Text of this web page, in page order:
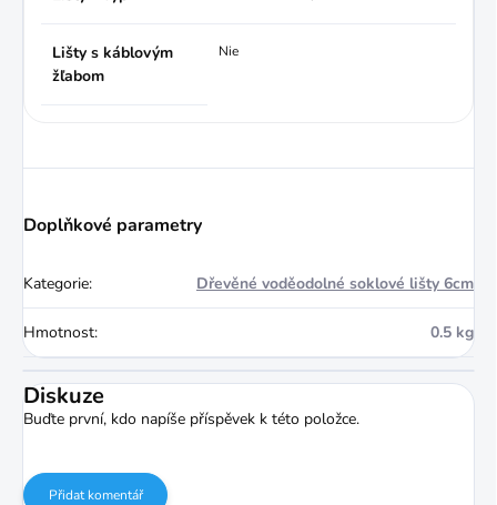
Lišty s káblovým
žľabom
Nie
Doplňkové parametry
Kategorie: Dřevěné voděodolné soklové lišty 6cm
Hmotnost: 0.5 kg
Diskuze
Buďte první, kdo napíše příspěvek k této položce.
Přidat komentář